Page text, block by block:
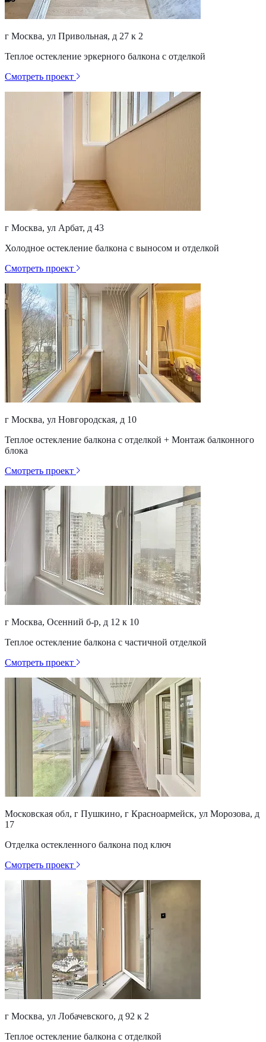
г Москва, ул Привольная, д 27 к 2
Теплое остекление эркерного балкона с отделкой
Смотреть проект
г Москва, ул Арбат, д 43
Холодное остекление балкона с выносом и отделкой
Смотреть проект
г Москва, ул Новгородская, д 10
Теплое остекление балкона с отделкой + Монтаж балконного
блока
Смотреть проект
г Москва, Осенний б-р, д 12 к 10
Теплое остекление балкона с частичной отделкой
Смотреть проект
Московская обл, г Пушкино, г Красноармейск, ул Морозова, д
17
Отделка остекленного балкона под ключ
Смотреть проект
г Москва, ул Лобачевского, д 92 к 2
Теплое остекление балкона с отделкой